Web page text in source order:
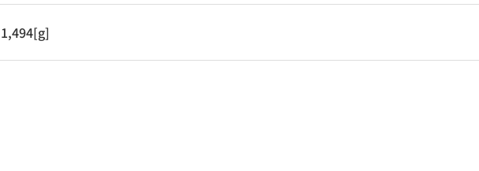
1,494[g]